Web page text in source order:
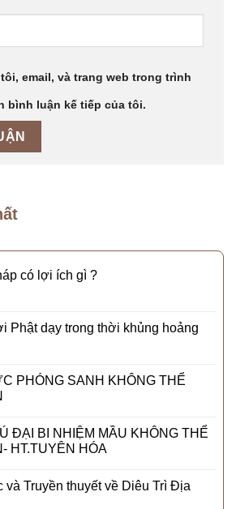
email, và trang web trong trình
bình luận kế tiếp của tôi.
có lợi ích gì ?
Phật dạy trong thời khủng hoảng
PHÓNG SANH KHÔNG THỂ
ĐẠI BI NHIỆM MẦU KHÔNG THỂ
HT.TUYÊN HÓA
và Truyền thuyết về Diêu Trì Địa